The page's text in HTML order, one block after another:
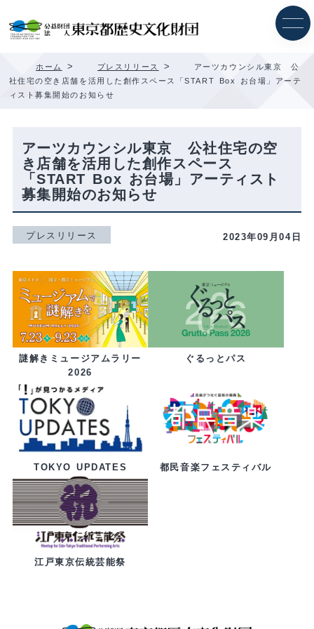
ッ
ホーム > プレスリリース >
アーツカウンシル東京 公
社住宅の空き店舗を活用した創作スペース「START Box お台場」アーテ
ィスト募集開始のお知らせ
アーツカウンシル東京 公社住宅の空
き店舗を活用した創作スペース
「START Box お台場」アーティスト
募集開始のお知らせ
プレスリリース 2023年09月04日
謎解きミュージアムラリー
2026
ぐるっとパス
TOKYO UPDATES 都民音楽フェスティバル
江戸東京伝統芸能祭